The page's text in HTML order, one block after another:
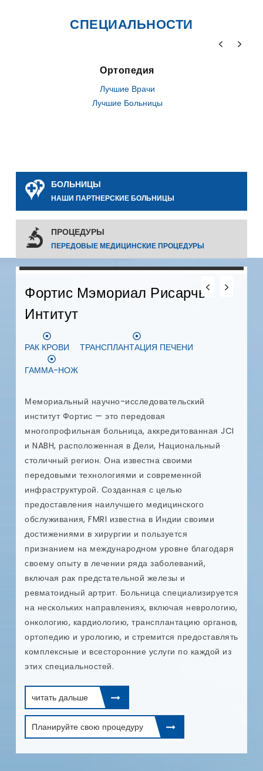
СПЕЦИАЛЬНОСТИ
Ортопедия
Лучшие Врачи
Лучшие Больницы
БОЛЬНИЦЫ
НАШИ ПАРТНЕРСКИЕ БОЛЬНИЦЫ
ПРОЦЕДУРЫ
ПЕРЕДОВЫЕ МЕДИЦИНСКИЕ ПРОЦЕДУРЫ
0 0 0
Фортис Мэмориал Рисарчь
Интитут
РАК КРОВИ
ТРАНСПЛАНТАЦИЯ ПЕЧЕНИ
ГАММА-НОЖ
Мемориальный научно-исследовательский
институт Фортис — это передовая
многопрофильная больница, аккредитованная JCI
и NABH, расположенная в Дели, Национальный
столичный регион. Она известна своими
передовыми технологиями и современной
инфраструктурой. Созданная с целью
предоставления наилучшего медицинского
обслуживания, FMRI известна в Индии своими
достижениями в хирургии и пользуется
признанием на международном уровне благодаря
своему опыту в лечении ряда заболеваний,
включая рак предстательной железы и
ревматоидный артрит. Больница специализируется
на нескольких направлениях, включая неврологию,
онкологию, кардиологию, трансплантацию органов,
ортопедию и урологию, и стремится предоставлять
комплексные и всесторонние услуги по каждой из
этих специальностей.
читать дальше
Планируйте свою процедуру